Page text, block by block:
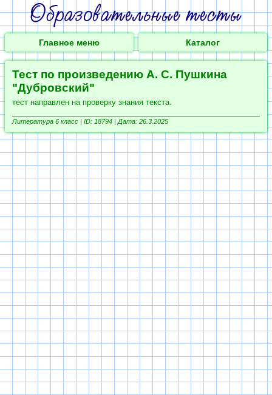
Главное меню Каталог
Тест по произведению А. С. Пушкина
"Дубровский"
тест направлен на проверку знания текста.
Литература 6 класс | ID: 18794 | Дата: 26.3.2025